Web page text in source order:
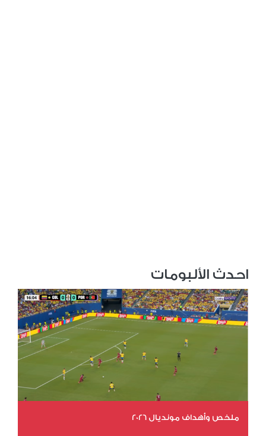
احدث الألبومات
ملخص وأهداف مونديال 2026